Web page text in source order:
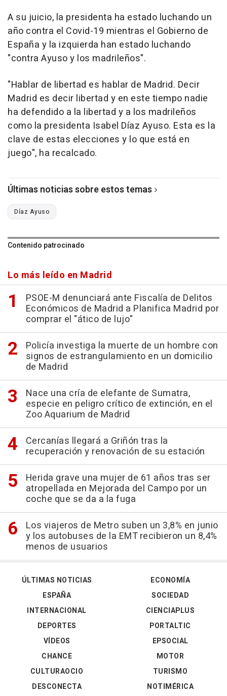
A su juicio, la presidenta ha estado luchando un
año contra el Covid-19 mientras el Gobierno de
España y la izquierda han estado luchando
"contra Ayuso y los madrileños".
"Hablar de libertad es hablar de Madrid. Decir
Madrid es decir libertad y en este tiempo nadie
ha defendido a la libertad y a los madrileños
como la presidenta Isabel Díaz Ayuso. Esta es la
clave de estas elecciones y lo que está en
juego", ha recalcado.
Últimas noticias sobre estos temas
Díaz Ayuso
Contenido patrocinado
Lo más leído en Madrid
PSOE-M denunciará ante Fiscalía de Delitos
Económicos de Madrid a Planifica Madrid por
comprar el "ático de lujo"
Policía investiga la muerte de un hombre con
signos de estrangulamiento en un domicilio
de Madrid
Nace una cría de elefante de Sumatra,
especie en peligro crítico de extinción, en el
Zoo Aquarium de Madrid
Cercanías llegará a Griñón tras la
recuperación y renovación de su estación
Herida grave una mujer de 61 años tras ser
atropellada en Mejorada del Campo por un
coche que se da a la fuga
Los viajeros de Metro suben un 3,8% en junio
y los autobuses de la EMT recibieron un 8,4%
menos de usuarios
ÚLTIMAS NOTICIAS
ESPAÑA
INTERNACIONAL
DEPORTES
VÍDEOS
ECONOMÍA
SOCIEDAD
CIENCIAPLUS
PORTALTIC
EPSOCIAL
CHANCE
CULTURAOCIO
DESCONECTA
MOTOR
TURISMO
NOTIMÉRICA